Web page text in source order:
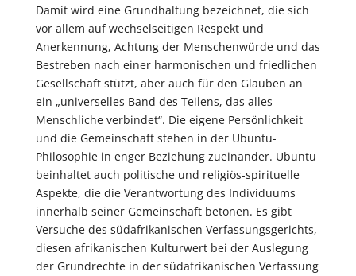
Damit wird eine Grundhaltung bezeichnet, die sich
vor allem auf wechselseitigen Respekt und
Anerkennung, Achtung der Menschenwürde und das
Bestreben nach einer harmonischen und friedlichen
Gesellschaft stützt, aber auch für den Glauben an
ein „universelles Band des Teilens, das alles
Menschliche verbindet“. Die eigene Persönlichkeit
und die Gemeinschaft stehen in der Ubuntu-
Philosophie in enger Beziehung zueinander. Ubuntu
beinhaltet auch politische und religiös-spirituelle
Aspekte, die die Verantwortung des Individuums
innerhalb seiner Gemeinschaft betonen. Es gibt
Versuche des südafrikanischen Verfassungsgerichts,
diesen afrikanischen Kulturwert bei der Auslegung
der Grundrechte in der südafrikanischen Verfassung